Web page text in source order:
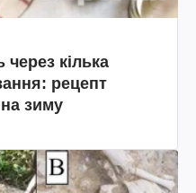
через кілька
рецепт
зиму